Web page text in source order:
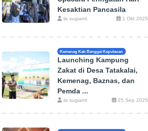
Kesaktian Pancasila
iis sugianti 1 Okt 2025
Kemenag Kab Banggai Kepulauan
Launching Kampung
Zakat di Desa Tatakalai,
Kemenag, Baznas, dan
Pemda ...
iis sugianti 25 Sep 2025